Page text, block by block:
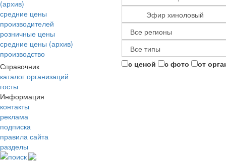
(архив)
средние цены
производителей
розничные цены
средние цены (архив)
производство
Справочник
каталог организаций
госты
Информация
контакты
реклама
подписка
правила сайта
разделы
поиск
с ценой с фото от